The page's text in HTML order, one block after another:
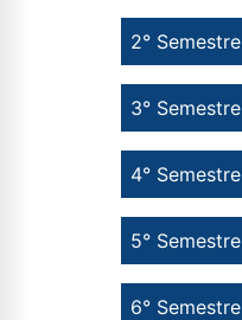
6° Semestre
5° Semestre
4° Semestre
3° Semestre
2° Semestre